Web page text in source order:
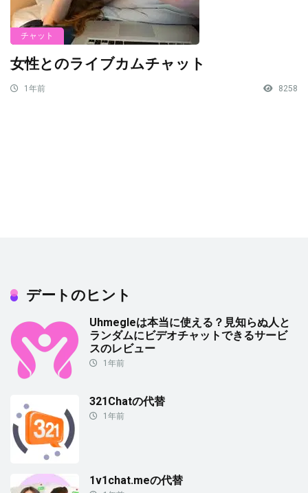
チャット
女性とのライブカムチャット
1年前 8258
デートのヒント
Uhmegleは本当に使える？見知らぬ人と
ランダムにビデオチャットできるサービ
スのレビュー
1年前
321Chatの代替
1年前
1v1chat.meの代替